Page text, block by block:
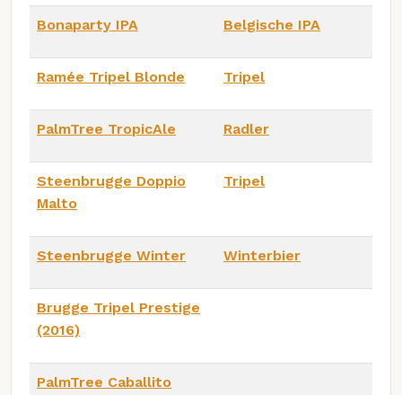
Bonaparty IPA Belgische IPA
Ramée Tripel Blonde Tripel
PalmTree TropicAle Radler
Steenbrugge Doppio
Malto
Tripel
Steenbrugge Winter Winterbier
Brugge Tripel Prestige
(2016)
PalmTree Caballito